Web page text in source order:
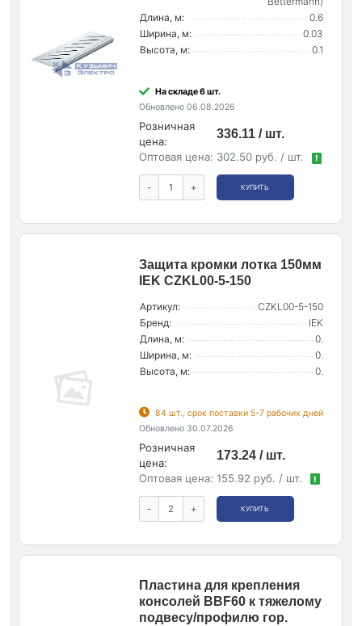
Длина, м:
0.6
Ширина, м:
0.03
Высота, м:
0.1
На складе 6 шт.
Обновлено 06.08.2026
Розничная
цена:
336.11 / шт.
Оптовая цена: 302.50 руб. / шт. !
- + КУПИТЬ
Защита кромки лотка 150мм
IEK CZKL00-5-150
Артикул:
CZKL00-5-150
Бренд:
IEK
Длина, м:
0.
Ширина, м:
0.
Высота, м:
0.
84 шт., срок поставки 5-7 рабочих дней
Обновлено 30.07.2026
Розничная
цена:
173.24 / шт.
Оптовая цена: 155.92 руб. / шт. !
- + КУПИТЬ
Пластина для крепления
консолей BBF60 к тяжелому
подвесу/профилю гор.